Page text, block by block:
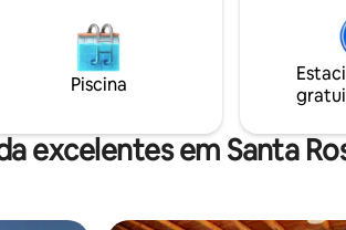
de todo
não
está localizada a 1 km do
de Los Reartes, onde você pode
desfrutar de ofertas
uma feira artesanal, sua
mais
Piscina
excelentes em Santa